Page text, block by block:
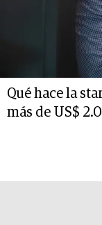
Qué hace la
más de US$